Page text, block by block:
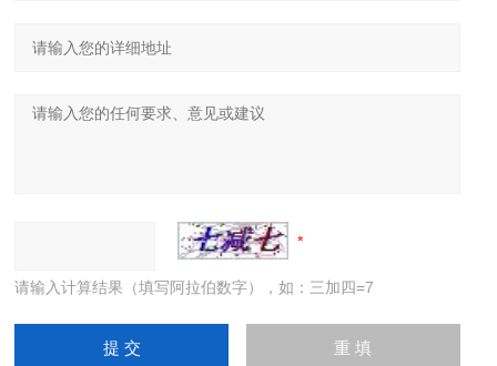
请输入计算结果（填写阿拉伯数字），如：三加四=7